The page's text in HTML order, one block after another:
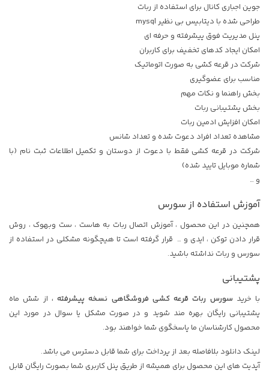
جوین اجباری کانال برای استفاده از ربات
طراحی شده با دیتابیس بی نظیر mysql
پنل مدیریت فوق پیشرفته و حرفه ای
امکان ایجاد کدهای تخفیف برای کاربران
شرکت در قرعه کشی به صورت اتوماتیک
مناسب برای عضوگیری
بخش راهنما و نکات مهم
بخش پشتیبانی ربات
امکان افزایش ادمین ربات
مشاهده تعداد افراد دعوت شده و تعداد شانس
شرکت در قرعه کشی فقط با دعوت از دوستان و تکمیل اطلاعات ثبت نام (با
شماره موبایل تایید شده)
و …
آموزش استفاده از سورس
همچنین در این محصول ، آموزش اتصال ربات به هاست ، ست وبهوک ، روش
قرار دادن توکن ، ایدی و … قرار گرفته است تا هیچگونه مشکلی در استفاده از
سورس و ربات نداشته باشید.
پشتیبانی
با خرید سورس ربات قرعه کشی فروشگاهی نسخه پیشرفته ، از شش ماه
پشتیبانی رایگان بهره مند شوید و در صورت مشکل یا سوال در مورد این
محصول کارشناسان ما پاسخگوی شما خواهند بود.
لینک دانلود بلافاصله بعد از پرداخت برای شما قابل دسترس می باشد.
آپدیت های این محصول برای همیشه از طریق پنل کاربری شما بصورت رایگان قابل